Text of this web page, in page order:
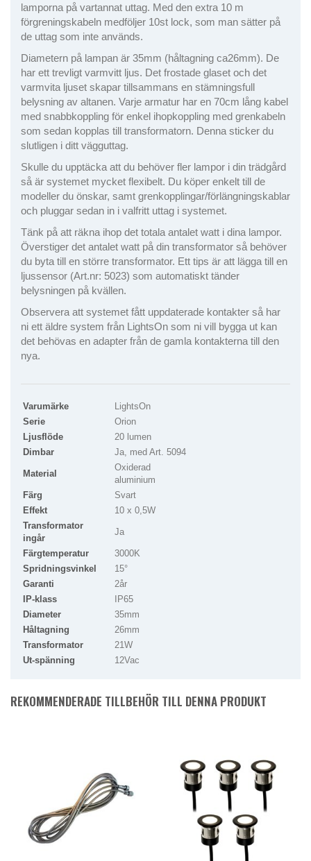
lamporna på vartannat uttag. Med den extra 10 m
förgreningskabeln medföljer 10st lock, som man sätter på
de uttag som inte används.
Diametern på lampan är 35mm (håltagning ca26mm). De
har ett trevligt varmvitt ljus. Det frostade glaset och det
varmvita ljuset skapar tillsammans en stämningsfull
belysning av altanen. Varje armatur har en 70cm lång kabel
med snabbkoppling för enkel ihopkoppling med grenkabeln
som sedan kopplas till transformatorn. Denna sticker du
slutligen i ditt vägguttag.
Skulle du upptäcka att du behöver fler lampor i din trädgård
så är systemet mycket flexibelt. Du köper enkelt till de
modeller du önskar, samt grenkopplingar/förlängningskablar
och pluggar sedan in i valfritt uttag i systemet.
Tänk på att räkna ihop det totala antalet watt i dina lampor.
Överstiger det antalet watt på din transformator så behöver
du byta till en större transformator. Ett tips är att lägga till en
ljussensor (Art.nr: 5023) som automatiskt tänder
belysningen på kvällen.
Observera att systemet fått uppdaterade kontakter så har
ni ett äldre system från LightsOn som ni vill bygga ut kan
det behövas en adapter från de gamla kontakterna till den
nya.
Varumärke
LightsOn
Serie
Orion
Ljusflöde
20 lumen
Dimbar
Ja, med Art. 5094
Material
Oxiderad
aluminium
Färg
Svart
Effekt
10 x 0,5W
Transformator
ingår
Ja
Färgtemperatur
3000K
Spridningsvinkel
15°
Garanti
2år
IP-klass
IP65
Diameter
35mm
Håltagning
26mm
Transformator
21W
Ut-spänning
12Vac
REKOMMENDERADE TILLBEHÖR TILL DENNA PRODUKT